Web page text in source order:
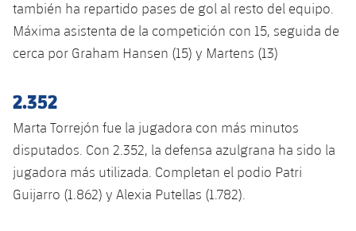
también ha repartido pases de gol al resto del equipo.
Máxima asistenta de la competición con 15, seguida de
cerca por Graham Hansen (15) y Martens (13)
2.352
Marta Torrejón fue la jugadora con más minutos
disputados. Con 2.352, la defensa azulgrana ha sido la
jugadora más utilizada. Completan el podio Patri
Guijarro (1.862) y Alexia Putellas (1.782).